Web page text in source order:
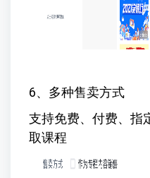
6、多种售卖方式
支持免费、付费、指
取课程